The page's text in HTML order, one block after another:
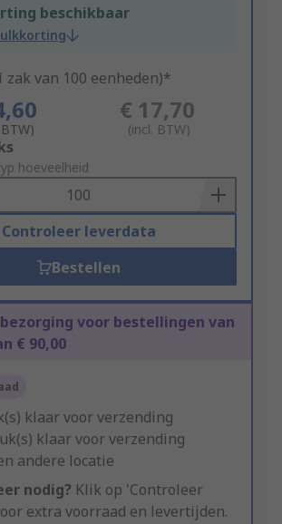
beschikbaar
zak van 100 eenheden)*
€ 17,70
(incl. BTW)
hoeveelheid
Controleer leverdata
Bestellen
bezorging voor bestellingen van
€ 90,00
klaar voor verzending
klaar voor verzending
andere locatie
nodig? Klik op 'Controleer
extra voorraad en levertijden.